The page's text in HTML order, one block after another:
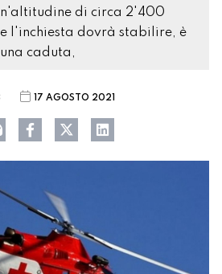
di circa 2'400
l'inchiesta dovrà stabilire, è
caduta,
17 AGOSTO 2021